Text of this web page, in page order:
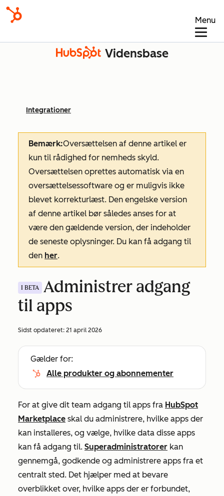
Menu
Vidensbase
Integrationer
Bemærk:Oversættelsen af denne artikel er
kun til rådighed for nemheds skyld.
Oversættelsen oprettes automatisk via en
oversættelsessoftware og er muligvis ikke
blevet korrekturlæst. Den engelske version
af denne artikel bør således anses for at
være den gældende version, der indeholder
de seneste oplysninger. Du kan få adgang til
den her.
I BETA
Administrer adgang
til apps
Sidst opdateret: 21 april 2026
Gælder for:
Alle produkter og abonnementer
For at give dit team adgang til apps fra HubSpot
Marketplace skal du administrere, hvilke apps der
kan installeres, og vælge, hvilke data disse apps
kan få adgang til. Superadministratorer kan
gennemgå, godkende og administrere apps fra et
centralt sted. Det hjælper med at bevare
overblikket over, hvilke apps der er forbundet,